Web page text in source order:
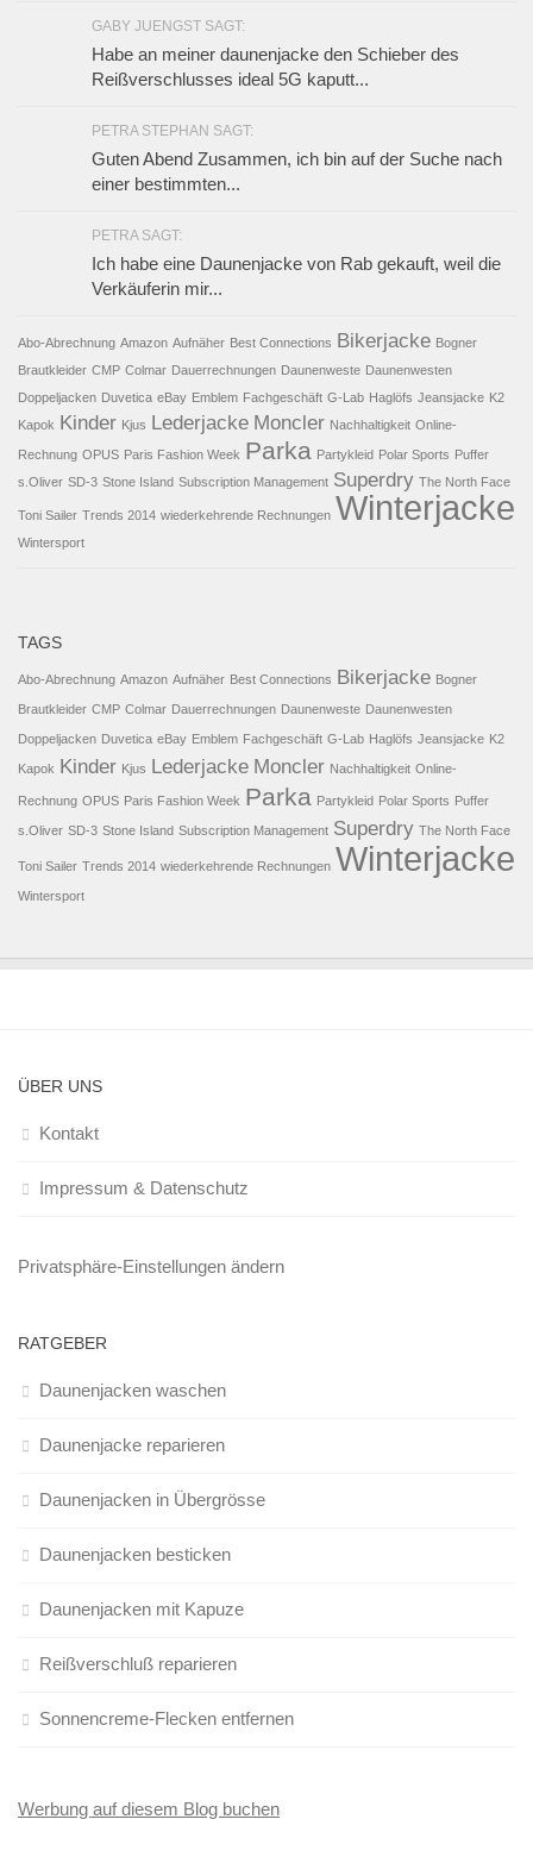
GABY JUENGST SAGT:
Habe an meiner daunenjacke den Schieber des
Reißverschlusses ideal 5G kaputt...
PETRA STEPHAN SAGT:
Guten Abend Zusammen, ich bin auf der Suche nach
einer bestimmten...
PETRA SAGT:
Ich habe eine Daunenjacke von Rab gekauft, weil die
Verkäuferin mir...
Abo-Abrechnung Amazon Aufnäher Best Connections Bikerjacke Bogner
Brautkleider CMP Colmar Dauerrechnungen Daunenweste Daunenwesten
Doppeljacken Duvetica eBay Emblem Fachgeschäft G-Lab Haglöfs Jeansjacke K2
Kapok Kinder Kjus Lederjacke Moncler Nachhaltigkeit Online-
Rechnung OPUS Paris Fashion Week Parka Partykleid Polar Sports Puffer
s.Oliver SD-3 Stone Island Subscription Management Superdry The North Face
Toni Sailer Trends 2014 wiederkehrende Rechnungen Winterjacke
Wintersport
TAGS
Abo-Abrechnung Amazon Aufnäher Best Connections Bikerjacke Bogner
Brautkleider CMP Colmar Dauerrechnungen Daunenweste Daunenwesten
Doppeljacken Duvetica eBay Emblem Fachgeschäft G-Lab Haglöfs Jeansjacke K2
Kapok Kinder Kjus Lederjacke Moncler Nachhaltigkeit Online-
Rechnung OPUS Paris Fashion Week Parka Partykleid Polar Sports Puffer
s.Oliver SD-3 Stone Island Subscription Management Superdry The North Face
Toni Sailer Trends 2014 wiederkehrende Rechnungen Winterjacke
Wintersport
ÜBER UNS
Kontakt
Impressum & Datenschutz
Privatsphäre-Einstellungen ändern
RATGEBER
Daunenjacken waschen
Daunenjacke reparieren
Daunenjacken in Übergrösse
Daunenjacken besticken
Daunenjacken mit Kapuze
Reißverschluß reparieren
Sonnencreme-Flecken entfernen
Werbung auf diesem Blog buchen